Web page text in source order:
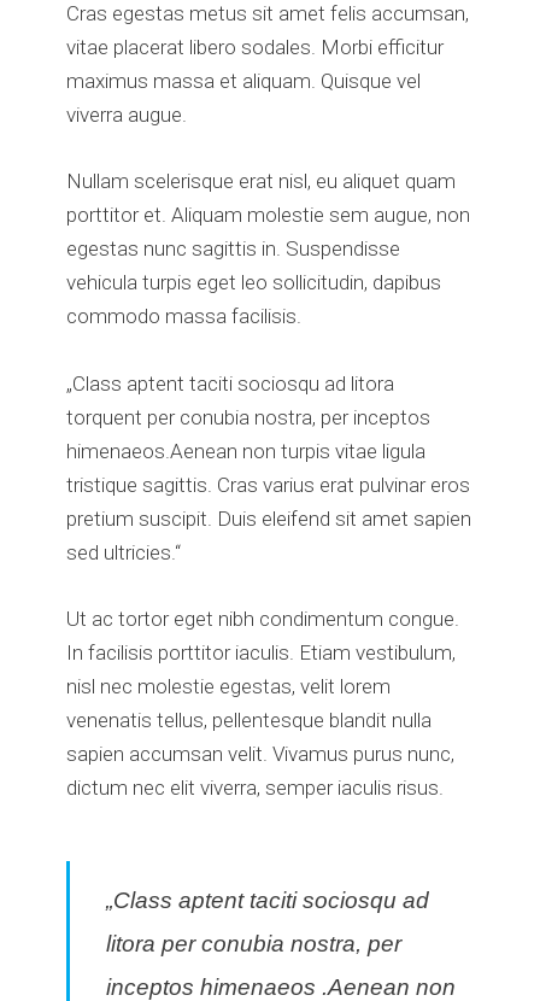
Cras egestas metus sit amet felis accumsan,
vitae placerat libero sodales. Morbi efficitur
maximus massa et aliquam. Quisque vel
viverra augue.
Nullam scelerisque erat nisl, eu aliquet quam
porttitor et. Aliquam molestie sem augue, non
egestas nunc sagittis in. Suspendisse
vehicula turpis eget leo sollicitudin, dapibus
commodo massa facilisis.
„Class aptent taciti sociosqu ad litora
torquent per conubia nostra, per inceptos
himenaeos.Aenean non turpis vitae ligula
tristique sagittis. Cras varius erat pulvinar eros
pretium suscipit. Duis eleifend sit amet sapien
sed ultricies.“
Ut ac tortor eget nibh condimentum congue.
In facilisis porttitor iaculis. Etiam vestibulum,
nisl nec molestie egestas, velit lorem
venenatis tellus, pellentesque blandit nulla
sapien accumsan velit. Vivamus purus nunc,
dictum nec elit viverra, semper iaculis risus.
„Class aptent taciti sociosqu ad
litora per conubia nostra, per
inceptos himenaeos .Aenean non